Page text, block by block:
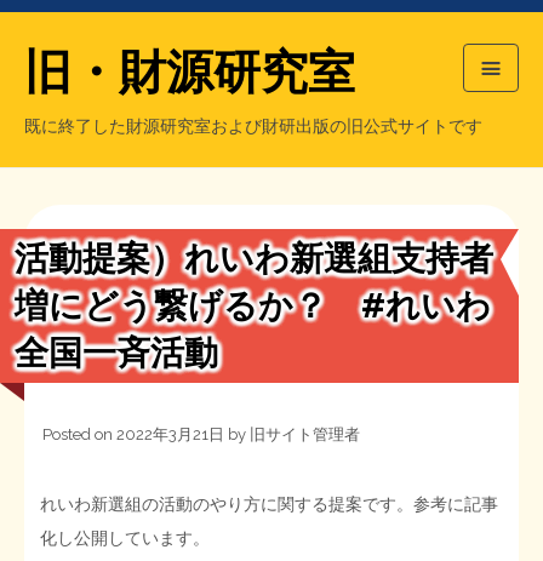
日本経済を解説するヤンキー／MIHANAマンガ／旧・財研出版
もっと知りたい方へ
MMTの学習資料
旧・財源研究室
既に終了した財源研究室および財研出版の旧公式サイトです
旧・財源研究室について
活動提案）れいわ新選組支持者
増にどう繋げるか？ #れいわ
全国一斉活動
Posted on 2022年3月21日 by 旧サイト管理者
れいわ新選組の活動のやり方に関する提案です。参考に記事
化し公開しています。